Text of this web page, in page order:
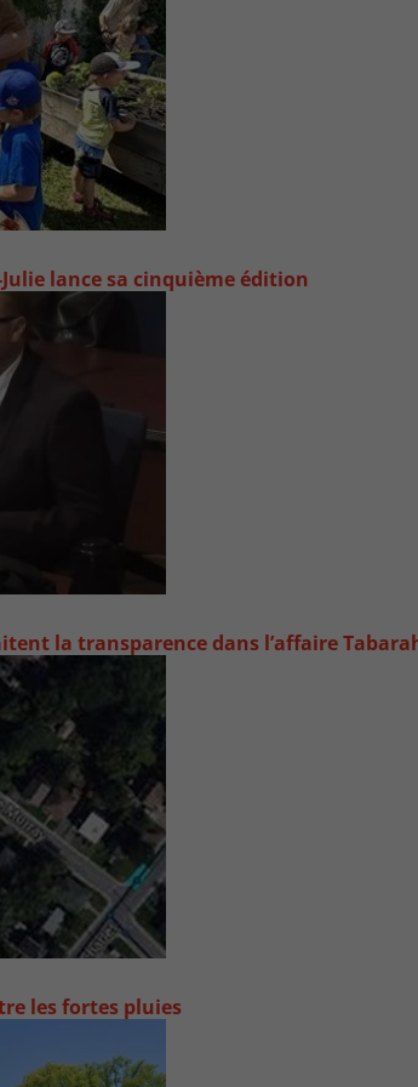
lance sa cinquième édition
la transparence dans l’affaire
s’armer contre les